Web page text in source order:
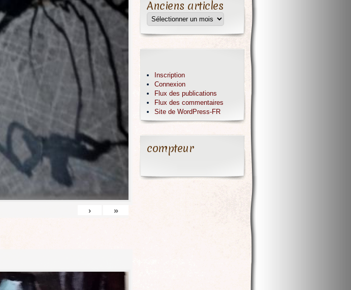
› »
Anciens articles
Inscription
Connexion
Flux des publications
Flux des commentaires
Site de WordPress-FR
compteur